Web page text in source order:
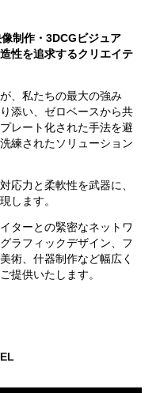
像制作・3DCGビジュア
性を追求するクリエイテ
、私たちの最大の強み
添い、ゼロベースから共
レート化された手法を避
練されたソリューション
応力と柔軟性を武器に、
します。
ターとの緊密なネットワ
ラフィックデザイン、フ
術、什器制作など幅広く
提供いたします。